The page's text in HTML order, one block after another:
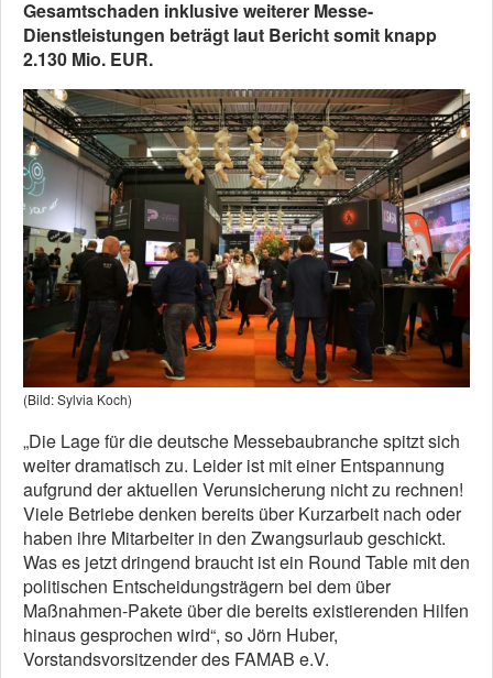
Gesamtschaden inklusive weiterer Messe-
Dienstleistungen beträgt laut Bericht somit knapp
2.130 Mio. EUR.
(Bild: Sylvia Koch)
„Die Lage für die deutsche Messebaubranche spitzt sich
weiter dramatisch zu. Leider ist mit einer Entspannung
aufgrund der aktuellen Verunsicherung nicht zu rechnen!
Viele Betriebe denken bereits über Kurzarbeit nach oder
haben ihre Mitarbeiter in den Zwangsurlaub geschickt.
Was es jetzt dringend braucht ist ein Round Table mit den
politischen Entscheidungsträgern bei dem über
Maßnahmen-Pakete über die bereits existierenden Hilfen
hinaus gesprochen wird“, so Jörn Huber,
Vorstandsvorsitzender des FAMAB e.V.